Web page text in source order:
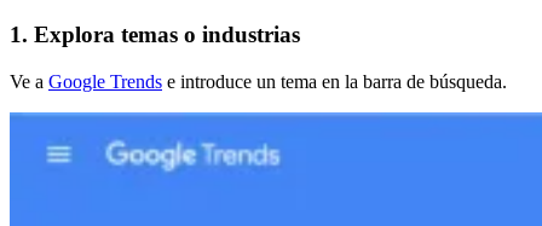
1. Explora temas o industrias
Ve a Google Trends e introduce un tema en la barra de búsqueda.